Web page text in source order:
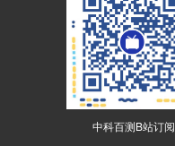
中科百测B站订阅